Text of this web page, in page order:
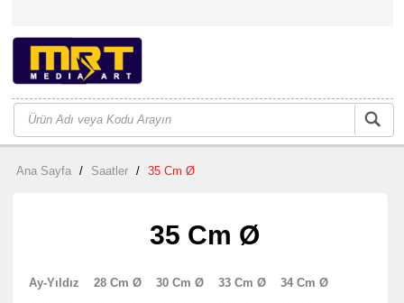
Ana Sayfa / Saatler / 35 Cm Ø
35 Cm Ø
Ay-Yıldız 28 Cm Ø 30 Cm Ø 33 Cm Ø 34 Cm Ø